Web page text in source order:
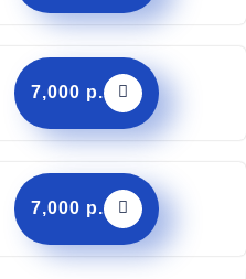
7,000 р.
7,000 р.